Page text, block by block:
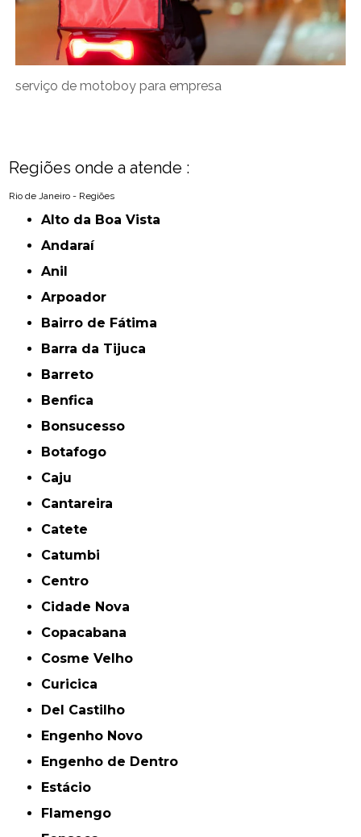
serviço de motoboy para empresa
Regiões onde a atende :
Rio de Janeiro - Regiões
Alto da Boa Vista
Andaraí
Anil
Arpoador
Bairro de Fátima
Barra da Tijuca
Barreto
Benfica
Bonsucesso
Botafogo
Caju
Cantareira
Catete
Catumbi
Centro
Cidade Nova
Copacabana
Cosme Velho
Curicica
Del Castilho
Engenho Novo
Engenho de Dentro
Estácio
Flamengo